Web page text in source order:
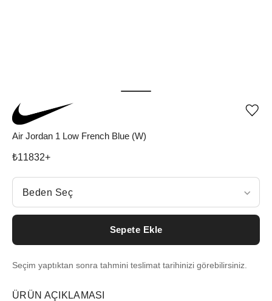
Air Jordan 1 Low French Blue (W)
₺11832+
Beden Seç
Beden Seç
Sepete Ekle
Seçim yaptıktan sonra tahmini teslimat tarihinizi görebilirsiniz.
ÜRÜN AÇIKLAMASI